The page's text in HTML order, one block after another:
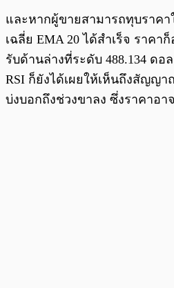
และหากผู้ขายสามารถทุบราคา
เฉลี่ย EMA 20 ได้สำเร็จ ราคา
รับด้านล่างที่ระดับ 488.134 ด
RSI ก็ยังได้เผยให้เห็นถึงสัญญา
บ่งบอกถึงช่วงขาลง ซึ่งราคาอ